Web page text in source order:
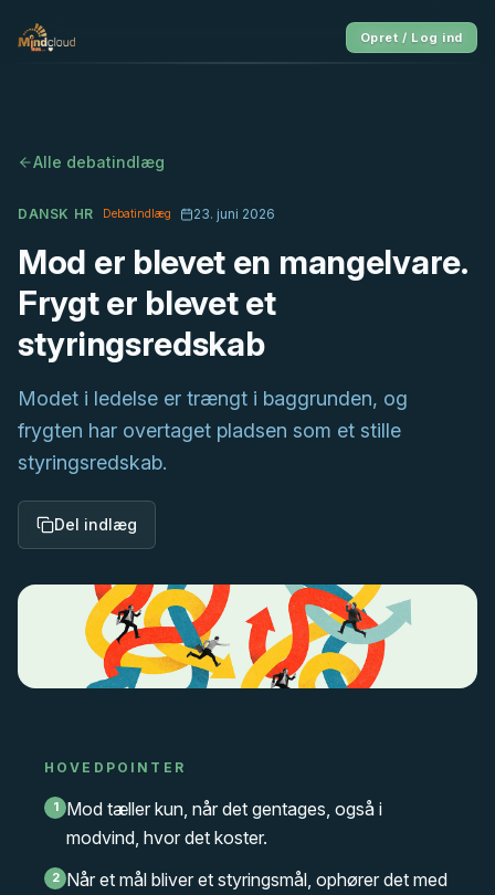
Opret / Log ind
Alle debatindlæg
DANSK HR Debatindlæg 23. juni 2026
Mod er blevet en mangelvare.
Frygt er blevet et
styringsredskab
Modet i ledelse er trængt i baggrunden, og
frygten har overtaget pladsen som et stille
styringsredskab.
Del indlæg
HOVEDPOINTER
1
Mod tæller kun, når det gentages, også i
modvind, hvor det koster.
2 Når et mål bliver et styringsmål, ophører det med